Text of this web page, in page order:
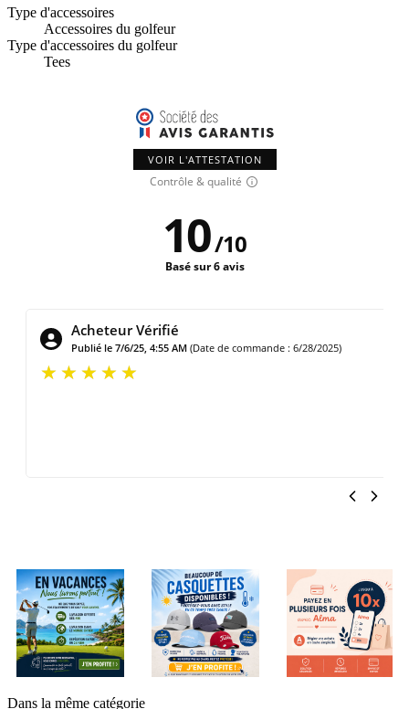
Type d'accessoires
Accessoires du golfeur
Type d'accessoires du golfeur
Tees
VOIR L'ATTESTATION
Contrôle & qualité
10/10
Basé sur 6 avis
commande : 6/28/2025) Publié le 2/19/22, 7:29 AM
Dans la même catégorie